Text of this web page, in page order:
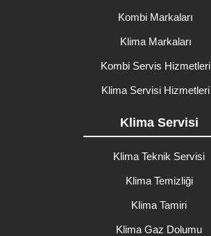
Kombi Markaları
Klima Markaları
Kombi Servis Hizmetleri
Klima Servisi Hizmetleri
Klima Servisi
Klima Teknik Servisi
Klima Temizliği
Klima Tamiri
Klima Gaz Dolumu